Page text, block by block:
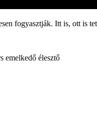
fogyasztják. Itt is, ott is
emelkedő élesztő